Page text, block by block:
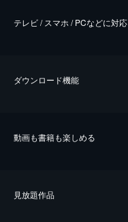
テレビ / スマホ / PCなどに対応
ダウンロード機能
動画も書籍も楽しめる
⾒放題作品